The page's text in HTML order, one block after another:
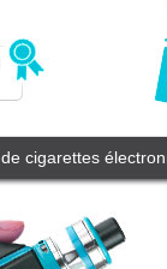
cigarettes